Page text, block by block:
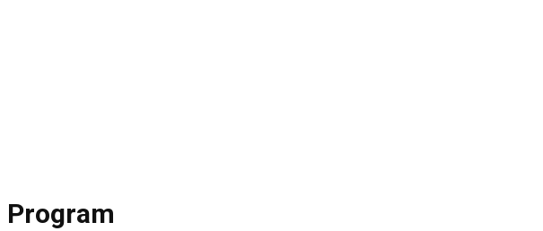
Program